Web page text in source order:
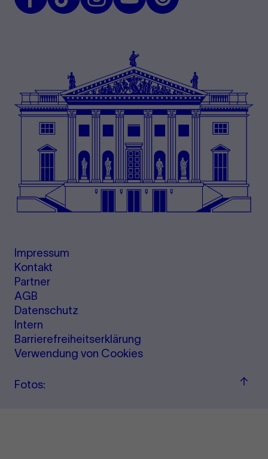
Impressum
Kontakt
Partner
AGB
Datenschutz
Intern
Barrierefreiheitserklärung
Verwendung von Cookies
Fotos:
Zu